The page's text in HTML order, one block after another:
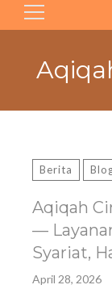
Search
Berita
Aqiqah
—
Syariat,
April 28, 2026